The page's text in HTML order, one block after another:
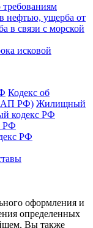
нефтью, ущерба от
в связи с морской
исковой
Кодекс об
РФ) Жилищный
кодекс РФ
РФ
РФ
оформления и
определенных
Вы также